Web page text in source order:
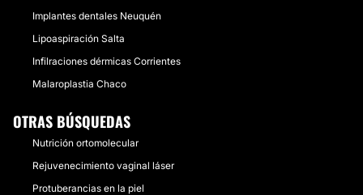
Implantes dentales Neuquén
Lipoaspiración Salta
Infilraciones dérmicas Corrientes
Malaroplastia Chaco
OTRAS BÚSQUEDAS
Nutrición ortomolecular
Rejuvenecimiento vaginal láser
Protuberancias en la piel